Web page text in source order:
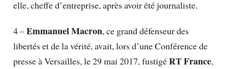
elle, cheffe d’entreprise, après avoir été journaliste.
4 –Emmanuel Macron, ce grand défenseur des
libertés et de la vérité, avait, lors d’une Conférence de
presse à Versailles, le 29 mai 2017, fustigéRT France,